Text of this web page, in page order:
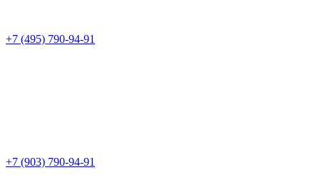
+7 (495) 790-94-91
+7 (903) 790-94-91